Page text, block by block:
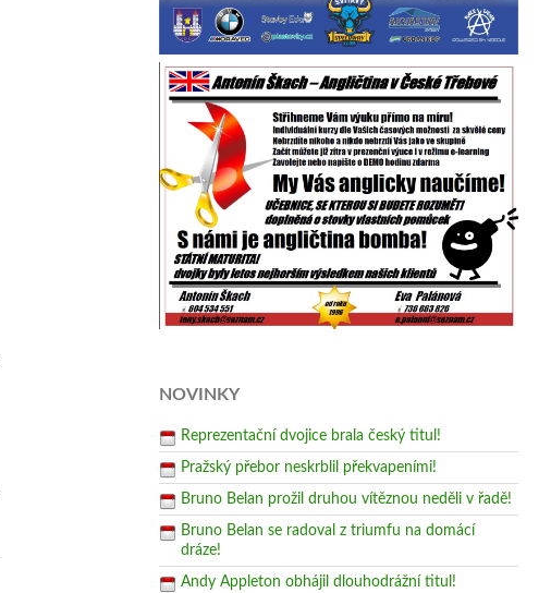
NOVINKY
Reprezentační dvojice brala český titul!
Pražský přebor neskrblil překvapeními!
Bruno Belan prožil druhou vítěznou neděli v řadě!
Bruno Belan se radoval z triumfu na domácí
dráze!
Andy Appleton obhájil dlouhodrážní titul!